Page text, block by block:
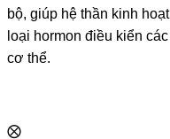
bộ, giúp hệ thần kinh
loại hormon điều kiển
cơ thể.
⨂